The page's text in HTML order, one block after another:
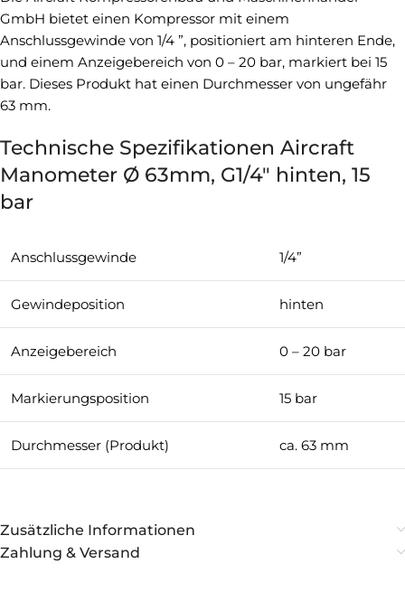
GmbH bietet einen Kompressor mit einem
Anschlussgewinde von 1/4 ”, positioniert am hinteren Ende,
und einem Anzeigebereich von 0 – 20 bar, markiert bei 15
bar. Dieses Produkt hat einen Durchmesser von ungefähr
63 mm.
Technische Spezifikationen Aircraft
Manometer Ø 63mm, G1/4″ hinten, 15
bar
Anschlussgewinde 1/4”
Gewindeposition hinten
Anzeigebereich 0 – 20 bar
Markierungsposition 15 bar
Durchmesser (Produkt) ca. 63 mm
Zusätzliche Informationen
Zahlung & Versand